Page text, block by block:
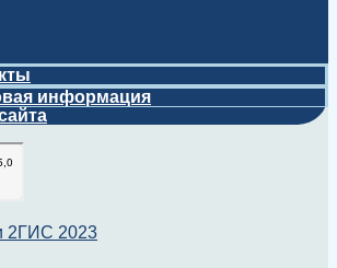
информация